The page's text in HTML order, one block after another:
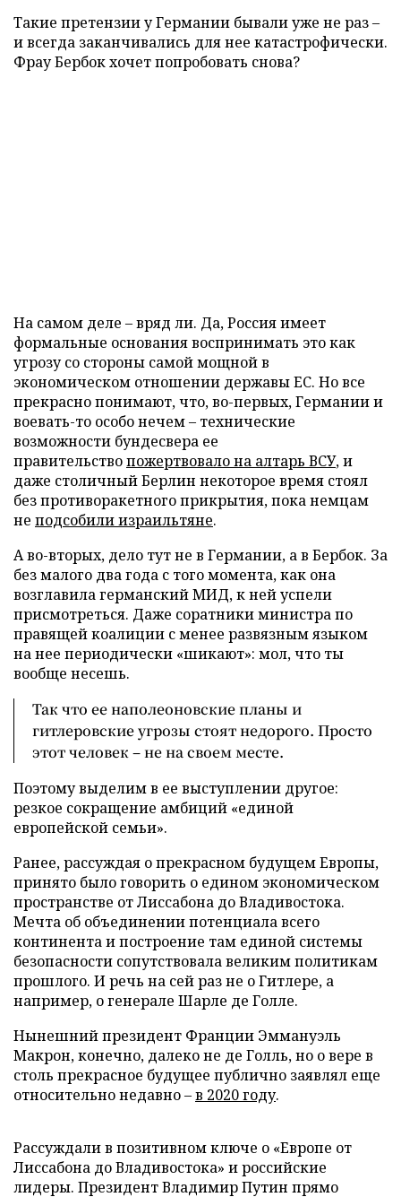
Такие претензии у Германии бывали уже не раз –
и всегда заканчивались для нее катастрофически.
Фрау Бербок хочет попробовать снова?
На самом деле – вряд ли. Да, Россия имеет
формальные основания воспринимать это как
угрозу со стороны самой мощной в
экономическом отношении державы ЕС. Но все
прекрасно понимают, что, во-первых, Германии и
воевать-то особо нечем – технические
возможности бундесвера ее
правительствопожертвовало на алтарь ВСУ, и
даже столичный Берлин некоторое время стоял
без противоракетного прикрытия, пока немцам
не подсобили израильтяне.
А во-вторых, дело тут не в Германии, а в Бербок. За
без малого два года с того момента, как она
возглавила германский МИД, к ней успели
присмотреться. Даже соратники министра по
правящей коалиции с менее развязным языком
на нее периодически «шикают»: мол, что ты
вообще несешь.
Так что ее наполеоновские планы и
гитлеровские угрозы стоят недорого. Просто
этот человек – не на своем месте.
Поэтому выделим в ее выступлении другое:
резкое сокращение амбиций «единой
европейской семьи».
Ранее, рассуждая о прекрасном будущем Европы,
принято было говорить о едином экономическом
пространстве от Лиссабона до Владивостока.
Мечта об объединении потенциала всего
континента и построение там единой системы
безопасности сопутствовала великим политикам
прошлого. И речь на сей раз не о Гитлере, а
например, о генерале Шарле де Голле.
Нынешний президент Франции Эммануэль
Макрон, конечно, далеко не де Голль, но о вере в
столь прекрасное будущее публично заявлял еще
относительно недавно –в 2020 году.
Рассуждали в позитивном ключе о «Европе от
Лиссабона до Владивостока» и российские
лидеры. Президент Владимир Путин прямо